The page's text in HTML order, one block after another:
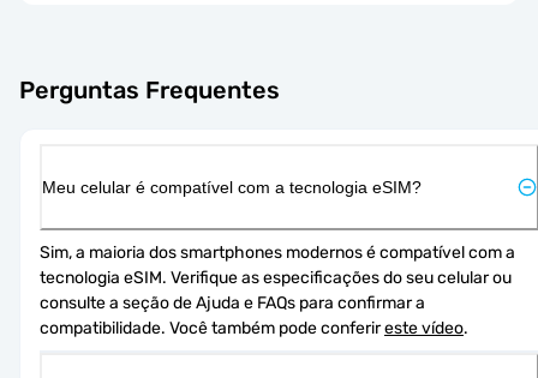
Perguntas Frequentes
Meu celular é compatível com a tecnologia eSIM?
Sim, a maioria dos smartphones modernos é compatível com a
tecnologia eSIM. Verifique as especificações do seu celular ou
consulte a seção de Ajuda e FAQs para confirmar a
compatibilidade. Você também pode conferir este vídeo.